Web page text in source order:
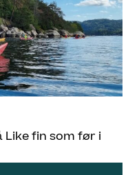
Like fin som før i